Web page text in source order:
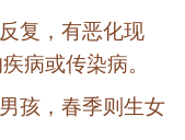
复，有恶化现
病或传染病。
孩，春季则生女